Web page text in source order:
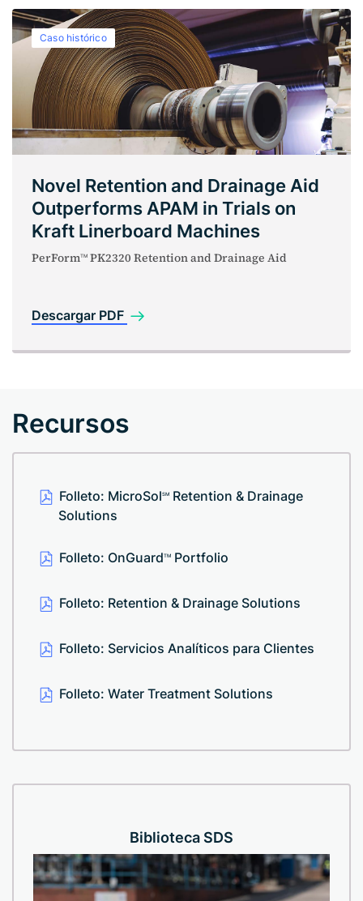
Caso histórico
Novel Retention and Drainage Aid
Outperforms APAM in Trials on
Kraft Linerboard Machines
PerFormTM PK2320 Retention and Drainage Aid
Descargar PDF
Recursos
Folleto: MicroSolSM
Retention & Drainage
Solutions
Folleto: OnGuardTM Portfolio
Folleto: Retention & Drainage Solutions
Folleto: Servicios Analíticos para Clientes
Folleto: Water Treatment Solutions
Biblioteca SDS